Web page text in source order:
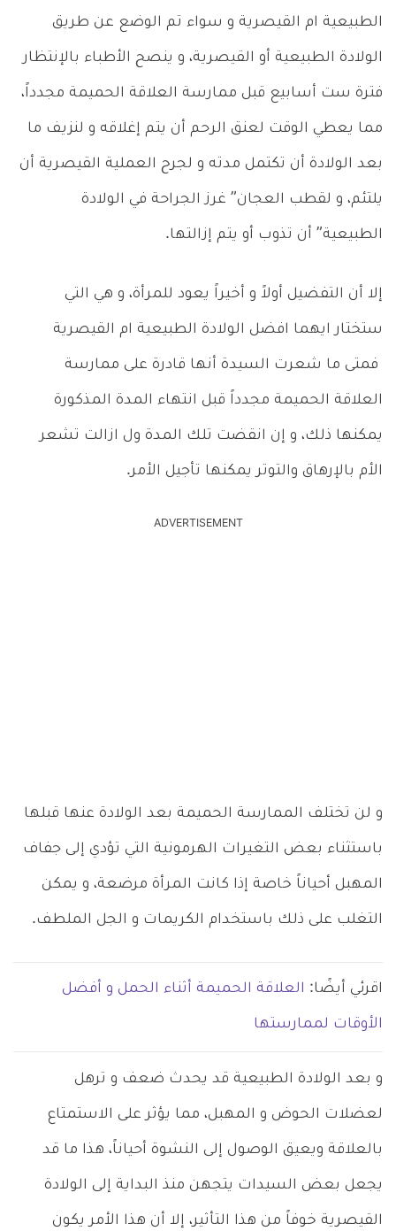
الطبيعية ام القيصرية و سواء تم الوضع عن طريق
الولادة الطبيعية أو القيصرية، و ينصح الأطباء بالإنتظار
فترة ست أسابيع قبل ممارسة العلاقة الحميمة مجدداً،
مما يعطي الوقت لعنق الرحم أن يتم إغلاقه و لنزيف ما
بعد الولادة أن تكتمل مدته و لجرح العملية القيصرية أن
يلتئم، و لقطب العجان” غرز الجراحة في الولادة
الطبيعية” أن تذوب أو يتم إزالتها.
إلا أن التفضيل أولاً و أخيراً يعود للمرأة، و هي التي
ستختار ايهما افضل الولادة الطبيعية ام القيصرية
فمتى ما شعرت السيدة أنها قادرة على ممارسة
العلاقة الحميمة مجدداً قبل انتهاء المدة المذكورة
يمكنها ذلك، و إن انقضت تلك المدة ول ازالت تشعر
الأم بالإرهاق والتوتر يمكنها تأجيل الأمر.
ADVERTISEMENT
و لن تختلف الممارسة الحميمة بعد الولادة عنها قبلها
باستثناء بعض التغيرات الهرمونية التي تؤدي إلى جفاف
المهبل أحياناً خاصة إذا كانت المرأة مرضعة، و يمكن
التغلب على ذلك باستخدام الكريمات و الجل الملطف.
اقرئي أيضًا: العلاقة الحميمة أثناء الحمل و أفضل
الأوقات لممارستها
و بعد الولادة الطبيعية قد يحدث ضعف و ترهل
لعضلات الحوض و المهبل، مما يؤثر على الاستمتاع
بالعلاقة ويعيق الوصول إلى النشوة أحياناً، هذا ما قد
يجعل بعض السيدات يتجهن منذ البداية إلى الولادة
القيصرية خوفاً من هذا التأثير، إلا أن هذا الأمر يكون